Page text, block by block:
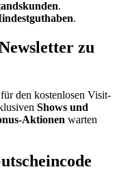
.
.
zu
den kostenlosen Visit-
Shows und
Aktionen warten